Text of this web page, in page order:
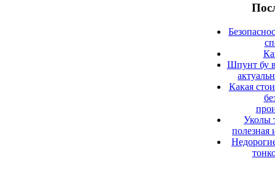
Шпунт бу
Какая
Уколы
полезная